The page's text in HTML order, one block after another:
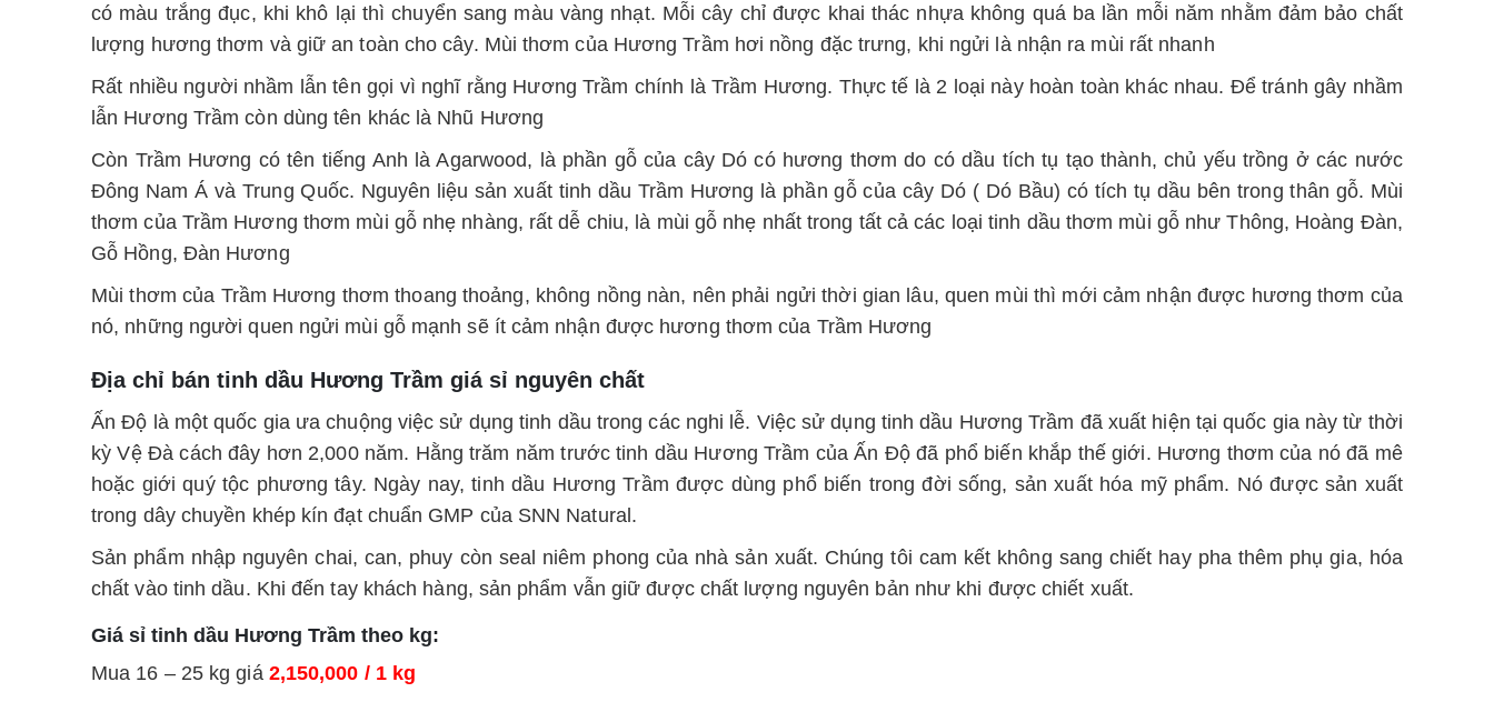
có màu trắng đục, khi khô lại thì chuyển sang màu vàng nhạt. Mỗi cây chỉ được khai thác nhựa không quá ba lần mỗi năm nhằm đảm bảo chất
lượng hương thơm và giữ an toàn cho cây. Mùi thơm của Hương Trầm hơi nồng đặc trưng, khi ngửi là nhận ra mùi rất nhanh
Rất nhiều người nhầm lẫn tên gọi vì nghĩ rằng Hương Trầm chính là Trầm Hương. Thực tế là 2 loại này hoàn toàn khác nhau. Để tránh gây nhầm
lẫn Hương Trầm còn dùng tên khác là Nhũ Hương
Còn Trầm Hương có tên tiếng Anh là Agarwood, là phần gỗ của cây Dó có hương thơm do có dầu tích tụ tạo thành, chủ yếu trồng ở các nước
Đông Nam Á và Trung Quốc. Nguyên liệu sản xuất tinh dầu Trầm Hương là phần gỗ của cây Dó ( Dó Bầu) có tích tụ dầu bên trong thân gỗ. Mùi
thơm của Trầm Hương thơm mùi gỗ nhẹ nhàng, rất dễ chiu, là mùi gỗ nhẹ nhất trong tất cả các loại tinh dầu thơm mùi gỗ như Thông, Hoàng Đàn,
Gỗ Hồng, Đàn Hương
Mùi thơm của Trầm Hương thơm thoang thoảng, không nồng nàn, nên phải ngửi thời gian lâu, quen mùi thì mới cảm nhận được hương thơm của
nó, những người quen ngửi mùi gỗ mạnh sẽ ít cảm nhận được hương thơm của Trầm Hương
Địa chỉ bán tinh dầu Hương Trầm giá sỉ nguyên chất
Ấn Độ là một quốc gia ưa chuộng việc sử dụng tinh dầu trong các nghi lễ. Việc sử dụng tinh dầu Hương Trầm đã xuất hiện tại quốc gia này từ thời
kỳ Vệ Đà cách đây hơn 2,000 năm. Hằng trăm năm trước tinh dầu Hương Trầm của Ấn Độ đã phổ biến khắp thế giới. Hương thơm của nó đã mê
hoặc giới quý tộc phương tây. Ngày nay, tinh dầu Hương Trầm được dùng phổ biến trong đời sống, sản xuất hóa mỹ phẩm. Nó được sản xuất
trong dây chuyền khép kín đạt chuẩn GMP của SNN Natural.
Sản phẩm nhập nguyên chai, can, phuy còn seal niêm phong của nhà sản xuất. Chúng tôi cam kết không sang chiết hay pha thêm phụ gia, hóa
chất vào tinh dầu. Khi đến tay khách hàng, sản phẩm vẫn giữ được chất lượng nguyên bản như khi được chiết xuất.
Giá sỉ tinh dầu Hương Trầm theo kg:
Mua 16 – 25 kg giá 2,150,000 / 1 kg